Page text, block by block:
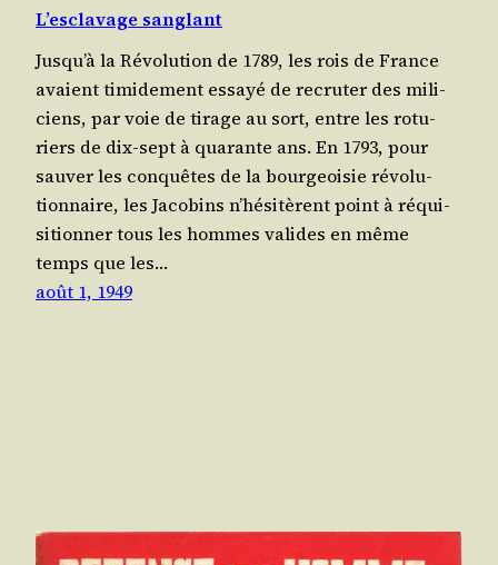
L’esclavage sanglant
Jusqu’à la Révo­lu­tion de 1789, les rois de France
avaient timi­de­ment essayé de recru­ter des mili­
ciens, par voie de tirage au sort, entre les rotu­
riers de dix-sept à qua­rante ans. En 1793, pour
sau­ver les conquêtes de la bour­geoi­sie révo­lu­
tion­naire, les Jaco­bins n’hésitèrent point à réqui­
si­tion­ner tous les hommes valides en même
temps que les…
août 1, 1949